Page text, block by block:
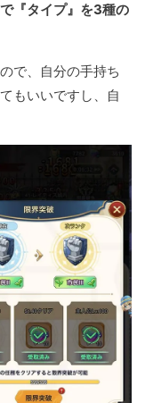
『タイプ』を3種の
で、自分の手持ち
もいいですし、自